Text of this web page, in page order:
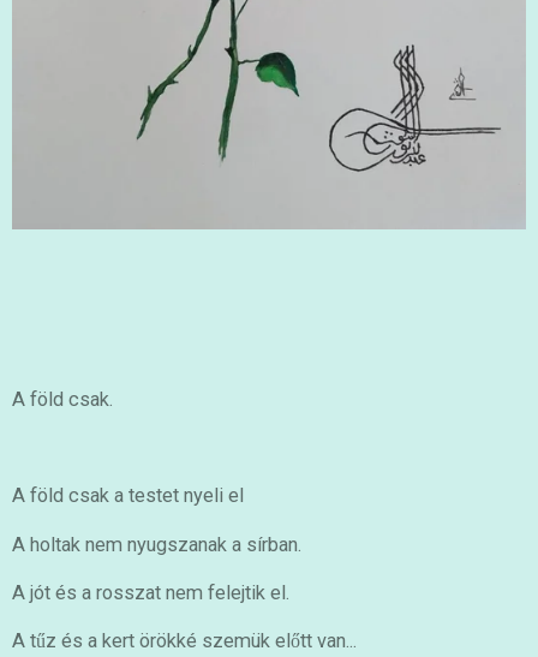
A föld csak.
A föld csak a testet nyeli el
A holtak nem nyugszanak a sírban.
A jót és a rosszat nem felejtik el.
A tűz és a kert örökké szemük előtt van...